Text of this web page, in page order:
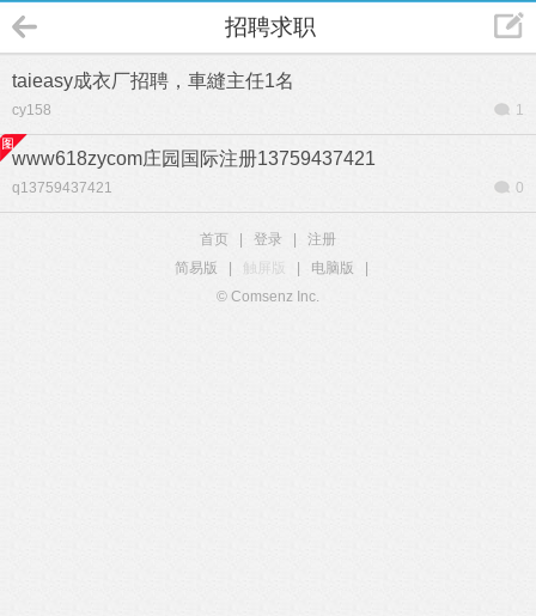
招聘求职
taieasy成衣厂招聘，車縫主任1名
cy158 1
www618zycom庄园国际注册13759437421
q13759437421 0
首页 登录
注册
简易版
触屏版 电脑版
© Comsenz Inc.